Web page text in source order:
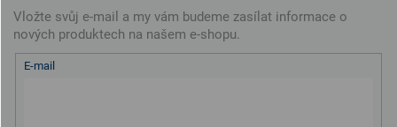
Vložte svůj e-mail a my vám budeme zasílat informace o
nových produktech na našem e-shopu.
E-mail